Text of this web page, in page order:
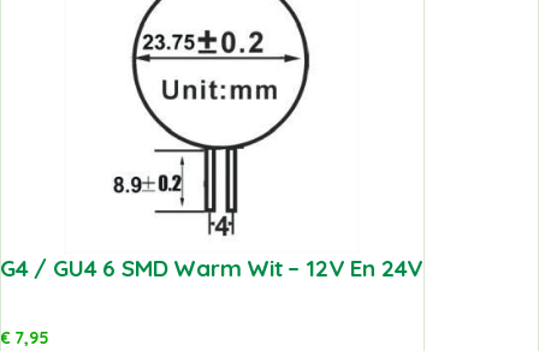
G4 / GU4 6 SMD Warm Wit – 12V En 24V
€7,95